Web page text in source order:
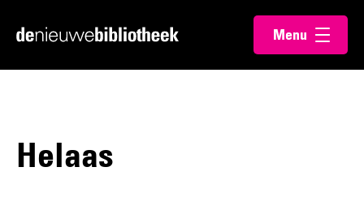
direct
direct
Ga
Menu
openen
Helaas